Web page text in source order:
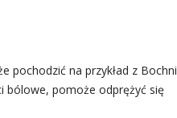
pochodzić na przykład z Bochni
bólowe, pomoże odprężyć się